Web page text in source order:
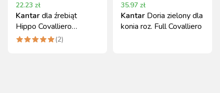
22.23 zł
Kantardla źrebiąt
Hippo Covalliero
granatowy Foal
(2)
35.97 zł
Kantar Doria zielony dla
konia roz. Full Covalliero